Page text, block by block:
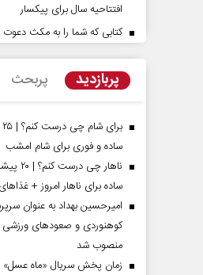
افتتاحیه سال برای پیکسار
کتابی که شما را به مکث
پربازدید پربحث
ساده و فوری برای شام امشب
ناهار
ساده برای ناهار امروز +
امیرحسین بهداد به عنوان
کوهنوردی و صعودهای ورزشی
منصوب شد
زمان پخش سریال «ماه عسل»
- تحلیلگر مسائل سیاسی